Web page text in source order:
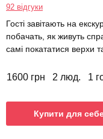
92 відгуки
Гості завітають на
побачать, як живуть
самі покататися верхи
1600 грн 2 люд. 1
Купити для